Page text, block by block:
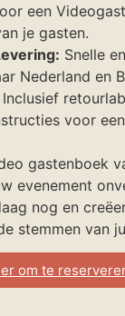
een
je gasten.
Snelle
Nederland en
Inclusief
voor
gastenboek
evenement
nog en
stemmen van
om te